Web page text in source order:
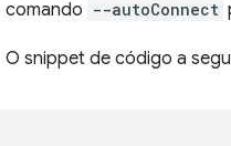
comando --autoConnect
O snippet de código a